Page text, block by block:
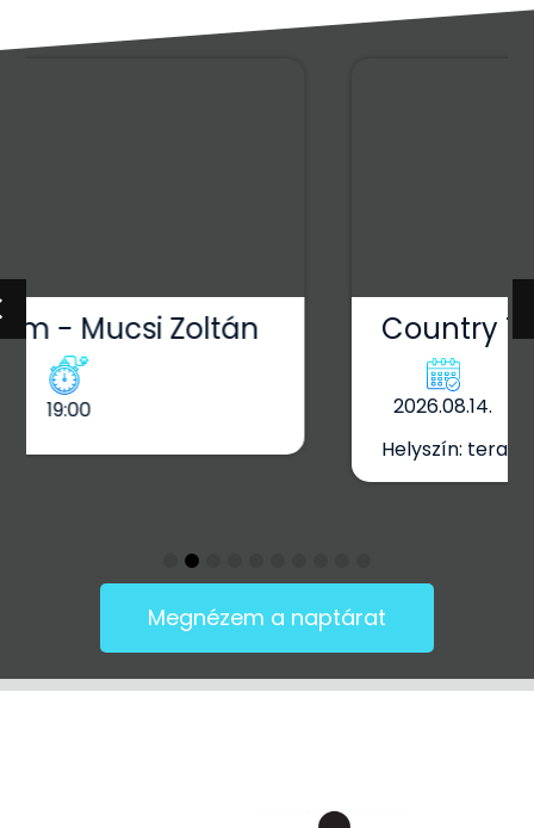
Country Terasz
Helyszín: terasz
Megnézem a naptárat